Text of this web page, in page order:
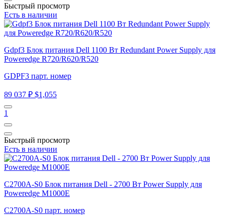
Быстрый просмотр
Есть в наличии
Gdpf3 Блок питания Dell 1100 Вт Redundant Power Supply для
Poweredge R720/R620/R520
GDPF3 парт. номер
89 037 ₽ $1,055
1
Быстрый просмотр
Есть в наличии
C2700A-S0 Блок питания Dell - 2700 Вт Power Supply для
Poweredge M1000E
C2700A-S0 парт. номер